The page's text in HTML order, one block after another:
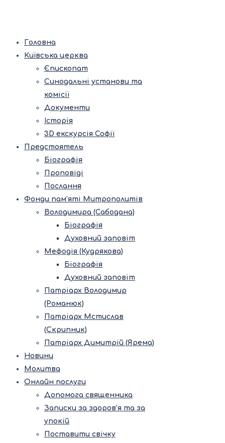
Головна
Київська церква
Єпископат
Синодальні установи та
комісії
Документи
Історія
3D екскурсія Софії
Предстоятель
Біографія
Проповіді
Послання
Фонди пам’яті Митрополитів
Володимира (Сабодана)
Біографія
Духовний заповіт
Мефодія (Кудрякова)
Біографія
Духовний заповіт
Патріарх Володимир
(Романюк)
Патріарх Мстислав
(Скрипник)
Патріарх Димитрій (Ярема)
Новини
Молитва
Онлайн послуги
Допомога священника
Записки за здоров’я та за
упокій
Поставити свічку